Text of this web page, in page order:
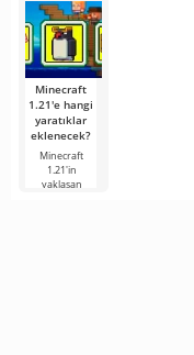
Bir düşünün:
Yıllardır
sevdiğiniz
Minecraft
Minecraft
1.21'e hangi
yaratıklar
eklenecek?
Minecraft
1.21'in
yaklaşan